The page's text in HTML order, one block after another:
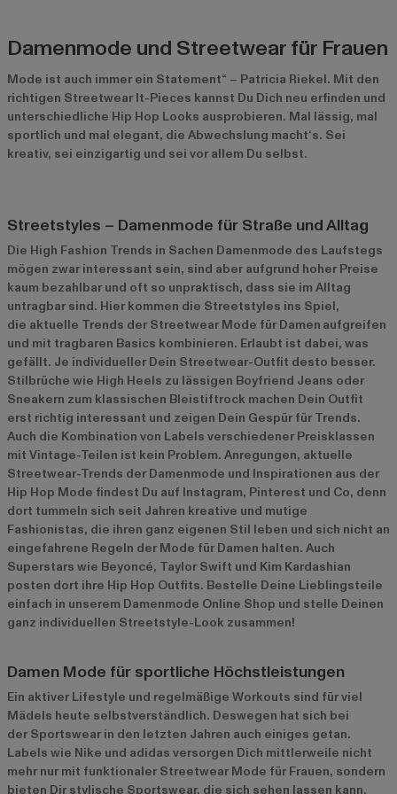
Damenmode und Streetwear für Frauen
Mode ist auch immer ein Statement“ – Patricia Riekel. Mit den
richtigen Streetwear It-Pieces kannst Du Dich neu erfinden und
unterschiedliche Hip Hop Looks ausprobieren. Mal lässig, mal
sportlich und mal elegant, die Abwechslung macht‘s. Sei
kreativ, sei einzigartig und sei vor allem Du selbst.
Streetstyles – Damenmode für Straße und Alltag
Die High Fashion Trends in Sachen Damenmode des Laufstegs
mögen zwar interessant sein, sind aber aufgrund hoher Preise
kaum bezahlbar und oft so unpraktisch, dass sie im Alltag
untragbar sind. Hier kommen die Streetstyles ins Spiel,
die aktuelle Trends der Streetwear Mode für Damen aufgreifen
und mit tragbaren Basics kombinieren. Erlaubt ist dabei, was
gefällt. Je individueller Dein Streetwear-Outfit desto besser.
Stilbrüche wie High Heels zu lässigen Boyfriend Jeans oder
Sneakern zum klassischen Bleistiftrock machen Dein Outfit
erst richtig interessant und zeigen Dein Gespür für Trends.
Auch die Kombination von Labels verschiedener Preisklassen
mit Vintage-Teilen ist kein Problem. Anregungen, aktuelle
Streetwear-Trends der Damenmode und Inspirationen aus der
Hip Hop Mode findest Du auf Instagram, Pinterest und Co, denn
dort tummeln sich seit Jahren kreative und mutige
Fashionistas, die ihren ganz eigenen Stil leben und sich nicht an
eingefahrene Regeln der Mode für Damen halten. Auch
Superstars wie Beyoncé, Taylor Swift und Kim Kardashian
posten dort ihre Hip Hop Outfits. Bestelle Deine Lieblingsteile
einfach in unserem Damenmode Online Shop und stelle Deinen
ganz individuellen Streetstyle-Look zusammen!
Damen Mode für sportliche Höchstleistungen
Ein aktiver Lifestyle und regelmäßige Workouts sind für viel
Mädels heute selbstverständlich. Deswegen hat sich bei
der Sportswear in den letzten Jahren auch einiges getan.
Labels wie Nike und adidas versorgen Dich mittlerweile nicht
mehr nur mit funktionaler Streetwear Mode für Frauen, sondern
bieten Dir stylische Sportswear, die sich sehen lassen kann.